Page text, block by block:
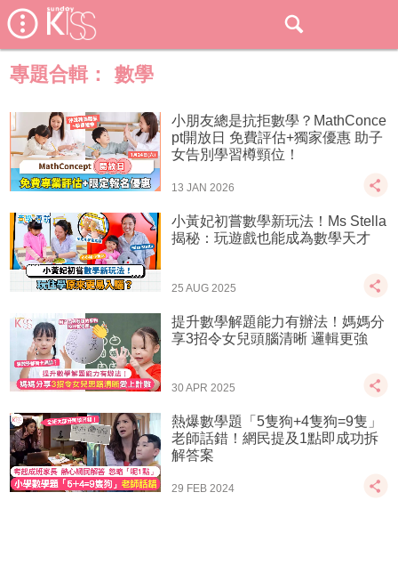
專題合輯： 數學
小朋友總是抗拒數學？MathConce
pt開放日 免費評估+獨家優惠 助子
女告別學習樽頸位！
13 JAN 2026
小黃妃初嘗數學新玩法！Ms Stella
揭秘：玩遊戲也能成為數學天才
25 AUG 2025
提升數學解題能力有辦法！媽媽分
享3招令女兒頭腦清晰 邏輯更強
30 APR 2025
熱爆數學題「5隻狗+4隻狗=9隻」
老師話錯！網民提及1點即成功拆
解答案
29 FEB 2024